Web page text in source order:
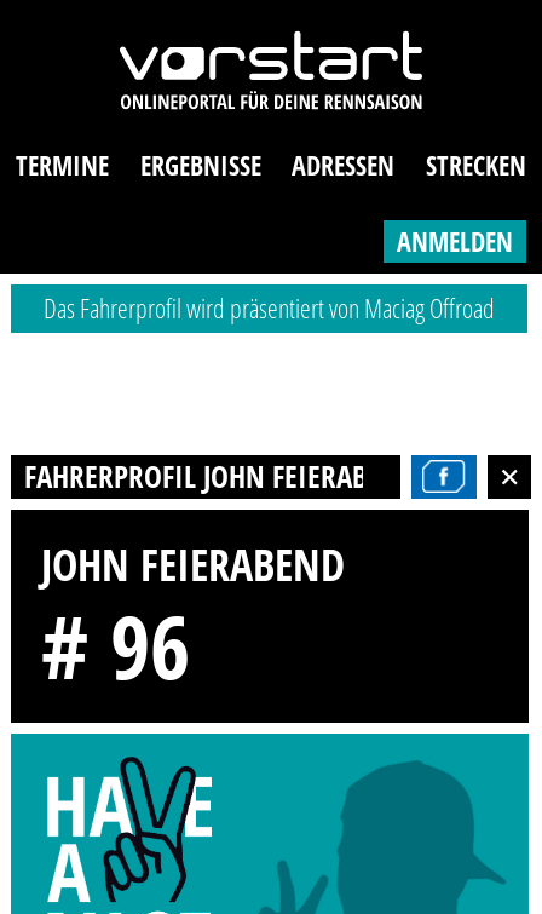
TERMINE ERGEBNISSE ADRESSEN STRECKEN
ANMELDEN
Das Fahrerprofil wird präsentiert von Maciag Offroad
FAHRERPROFIL JOHN FEIERABEND
JOHN FEIERABEND
# 96